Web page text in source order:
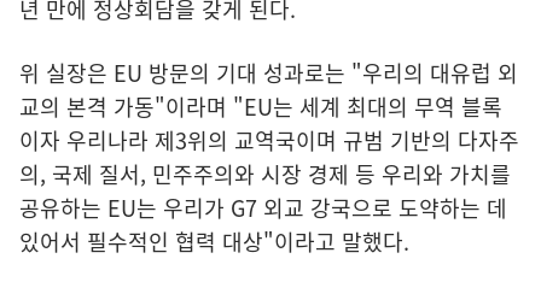
년 만에 정상회담을 갖게 된다.
위 실장은 EU 방문의 기대 성과로는 "우리의 대유럽 외
교의 본격 가동"이라며 "EU는 세계 최대의 무역 블록
이자 우리나라 제3위의 교역국이며 규범 기반의 다자주
의, 국제 질서, 민주주의와 시장 경제 등 우리와 가치를
공유하는 EU는 우리가 G7 외교 강국으로 도약하는 데
있어서 필수적인 협력 대상"이라고 말했다.